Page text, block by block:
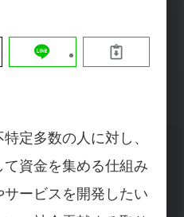
10
定多数の人に対し、
資金を集める仕組み
ービスを開発したい